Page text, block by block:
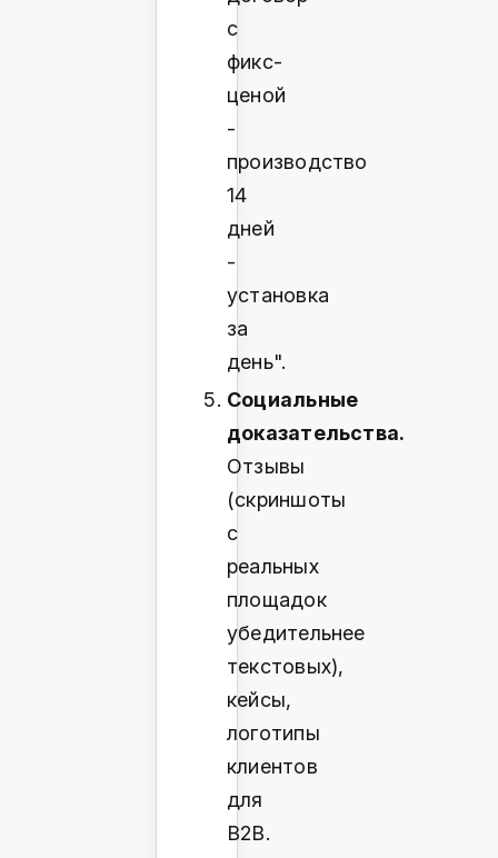
с
фикс-
ценой
-
производство
14
дней
-
установка
за
день".
Социальные
доказательства.
Отзывы
(скриншоты
с
реальных
площадок
убедительнее
текстовых),
кейсы,
логотипы
клиентов
для
B2B.